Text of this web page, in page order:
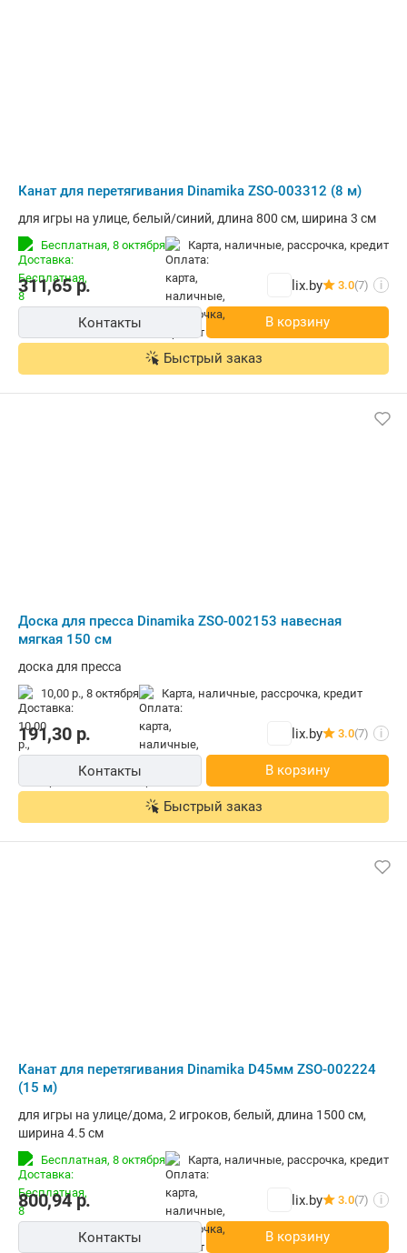
Канат для перетягивания Dinamika ZSO-003312 (8 м)
для игры на улице, белый/синий, длина 800 см, ширина 3 см
Бесплатная, 8 октября карта, наличные, рассрочка, кредит
311,65р. lix.by 3.0(7) i
Контакты В корзину
Быстрый заказ
Доска для пресса Dinamika ZSO-002153 навесная
мягкая 150 см
доска для пресса
10,00 р., 8 октября карта, наличные, рассрочка, кредит
191,30р. lix.by 3.0(7) i
Контакты В корзину
Быстрый заказ
Канат для перетягивания Dinamika D45мм ZSO-002224
(15 м)
для игры на улице/дома, 2 игроков, белый, длина 1500 см,
ширина 4.5 см
Бесплатная, 8 октября карта, наличные, рассрочка, кредит
800,94р. lix.by 3.0(7) i
Контакты В корзину